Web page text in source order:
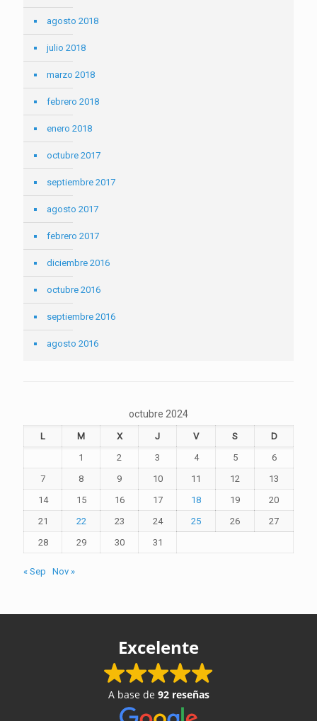
agosto 2018
julio 2018
marzo 2018
febrero 2018
enero 2018
octubre 2017
septiembre 2017
agosto 2017
febrero 2017
diciembre 2016
octubre 2016
septiembre 2016
agosto 2016
octubre 2024
L M X J V S
D
1
2 3 4 5
6
7
8 9 10 11 12
13
14
15 16 17 18 19
20
21
22 23 24 25 26
27
28
29 30 31
« Sep Nov »
Excelente
A base de 92 reseñas